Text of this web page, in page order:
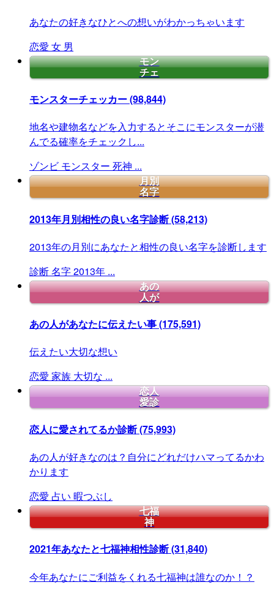
あなたの好きなひとへの想いがわかっちゃいます
恋愛 女 男
モン
チェ
モンスターチェッカー(98,844)
地名や建物名などを入力するとそこにモンスターが潜
んでる確率をチェックし...
ゾンビ モンスター 死神 ...
月別
名字
2013年月別相性の良い名字診断(58,213)
2013年の月別にあなたと相性の良い名字を診断します
診断名字2013年 ...
あの
人が
あの人があなたに伝えたい事(175,591)
伝えたい大切な想い
恋愛 家族 大切な ...
恋人
愛診
恋人に愛されてるか診断(75,993)
あの人が好きなのは？自分にどれだけハマってるかわ
かります
恋愛 占い 暇つぶし
七福
神
2021年あなたと七福神相性診断(31,840)
今年あなたにご利益をくれる七福神は誰なのか！？